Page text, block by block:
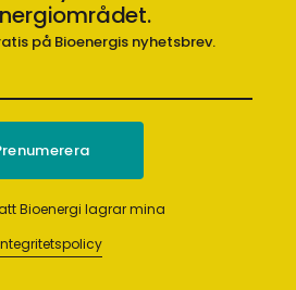
på Bioenergis nyhetsbrev.
Bioenergi lagrar mina